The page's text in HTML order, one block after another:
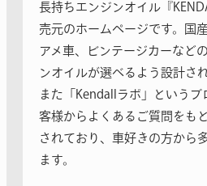
長持ちエンジンオイル『
売元のホームページです。国
アメ車、ビンテージカーなど
ンオイルが選べるよう設計さ
また「Kendallラボ」という
客様からよくあるご質問をも
されており、車好きの方から
ます。